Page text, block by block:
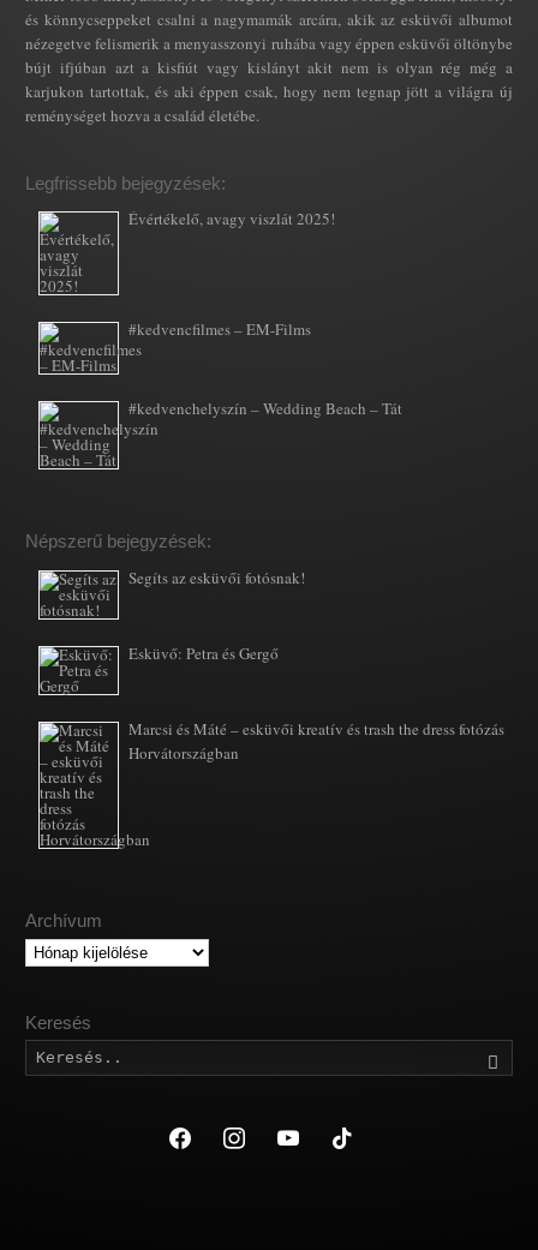
és könnycseppeket csalni a nagymamák arcára, akik az esküvői albumot
nézegetve felismerik a menyasszonyi ruhába vagy éppen esküvői öltönybe
bújt ifjúban azt a kisfiút vagy kislányt akit nem is olyan rég még a
karjukon tartottak, és aki éppen csak, hogy nem tegnap jött a világra új
reménységet hozva a család életébe.
Legfrissebb bejegyzések:
Évértékelő, avagy viszlát 2025!
#kedvencfilmes – EM-Films
#kedvenchelyszín – Wedding Beach – Tát
Népszerű bejegyzések:
Segíts az esküvői fotósnak!
Esküvő: Petra és Gergő
Marcsi és Máté – esküvői kreatív és trash the dress fotózás
Horvátországban
Archívum
Archívum
Keresés
facebook instagram youtube tiktok